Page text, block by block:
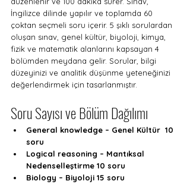
İngilizce dilinde yapılır ve toplamda 60
çoktan seçmeli soru içerir. 5 şıklı sorulardan
oluşan sınav, genel kültür, biyoloji, kimya,
fizik ve matematik alanlarını kapsayan 4
bölümden meydana gelir. Sorular, bilgi
düzeyinizi ve analitik düşünme yeteneğinizi
değerlendirmek için tasarlanmıştır.
Soru Sayısı ve Bölüm Dağılımı
General knowledge – Genel Kültür  10
soru
Logical reasoning – Mantıksal
Nedenselleştirme 10 soru
Biology – Biyoloji 15 soru